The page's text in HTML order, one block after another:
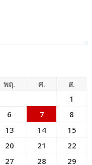
พฤ. ศ.
ส.
1
6 7
8
13 14
15
20 21
22
27 28
29